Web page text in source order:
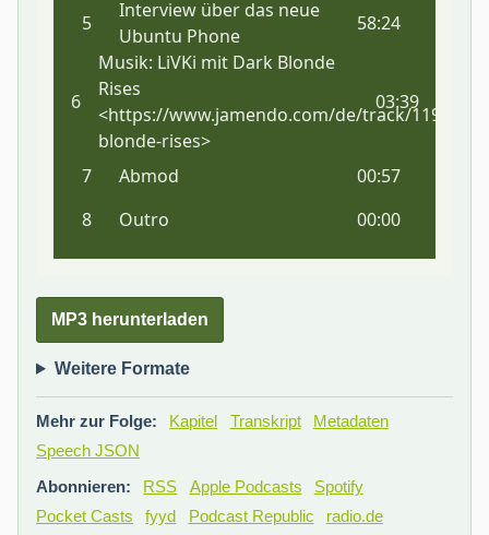
MP3 herunterladen
Weitere Formate
Mehr zur Folge: Kapitel Transkript
Metadaten
Speech JSON
Abonnieren:
RSS Apple Podcasts
Spotify
Pocket Casts
fyyd Podcast Republic
radio.de